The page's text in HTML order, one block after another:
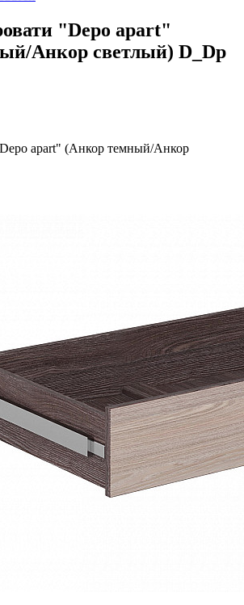
"Depo apart"
Анкор светлый) D_Dp
apart" (Анкор темный/Анкор